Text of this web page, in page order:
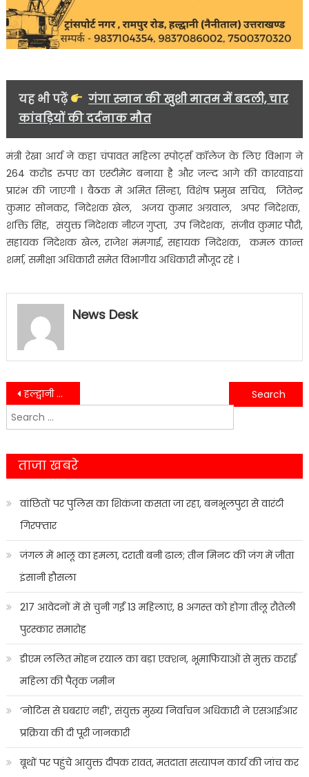
यह भी पढ़ें
गंगा स्नान की खुशी मातम में बदली, चार
कांवड़ियों की दर्दनाक मौत
मंत्री रेखा आर्य ने कहा चंपावत महिला स्पोर्ट्स कॉलेज के लिए विभाग ने
264 करोड रुपए का एस्टीमेट बनाया है और जल्द आगे की कारवाइयां
प्रारंभ की जाएगी । बैठक में अमित सिन्हा, विशेष प्रमुख सचिव, जितेन्द्र
कुमार सोनकर, निदेशक खेल, अजय कुमार अग्रवाल, अपर निदेशक,
शक्ति सिंह, संयुक्त निदेशक नीरज गुप्ता, उप निदेशक, संजीव कुमार पौरी,
सहायक निदेशक खेल, राजेश मंमगाई, सहायक निदेशक, कमल कान्त
शर्मा, समीक्षा अधिकारी समेत विभागीय अधिकारी मौजूद रहे ।
News Desk
Post
navigation
हल्द्वानी में गैस सिलेंडर फटने से हिम्मतपुर मल्ला में झोपड़ी लगी आग,झुलसी एक महिला…..
लोगों को न स्वयं गंदगी फैलानी चाहिए और न किसी और को फैलाने दें- विधायक……
Search
for:
ताजा खबरे
वांछितों पर पुलिस का शिकंजा कसता जा रहा, बनभूलपुरा से वारंटी
गिरफ्तार
जंगल में भालू का हमला, दराती बनी ढाल; तीन मिनट की जंग में जीता
इंसानी हौसला
217 आवेदनों में से चुनी गईं 13 महिलाएं, 8 अगस्त को होगा तीलू रौतेली
पुरस्कार समारोह
डीएम ललित मोहन रयाल का बड़ा एक्शन, भूमाफियाओं से मुक्त कराई
महिला की पैतृक जमीन
‘नोटिस से घबराएं नहीं’, संयुक्त मुख्य निर्वाचन अधिकारी ने एसआईआर
प्रक्रिया की दी पूरी जानकारी
बूथों पर पहुंचे आयुक्त दीपक रावत, मतदाता सत्यापन कार्य की जांच कर